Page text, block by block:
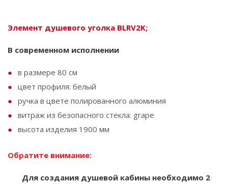
Элемент душевого уголка BLRV2K;
В современном исполнении
в размере 80 см
цвет профиля: белый
ручка в цвете полированного алюминия
витраж из безопасного стекла: grape
высота изделия 1900 мм
Обратите внимание:
Для создания душевой кабины необходимо 2